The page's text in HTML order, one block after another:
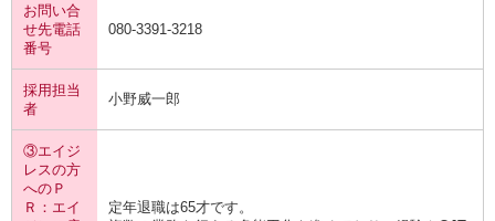
お問い合
せ先電話
番号
080-3391-3218
採用担当
者
小野威一郎
③エイジ
レスの方
へのＰ
Ｒ：エイ
定年退職は65才です。